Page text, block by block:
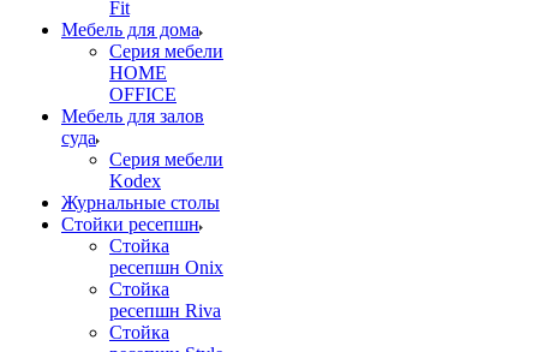
Fit
Мебель для дома
Серия мебели
HOME
OFFICE
Мебель для залов
суда
Серия мебели
Kodex
Журнальные столы
Стойки ресепшн
Стойка
ресепшн Onix
Стойка
ресепшн Riva
Стойка